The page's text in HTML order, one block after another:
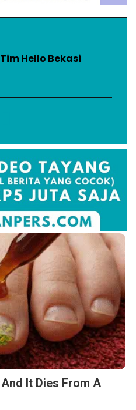
Tim Hello Bekasi
It Dies From A